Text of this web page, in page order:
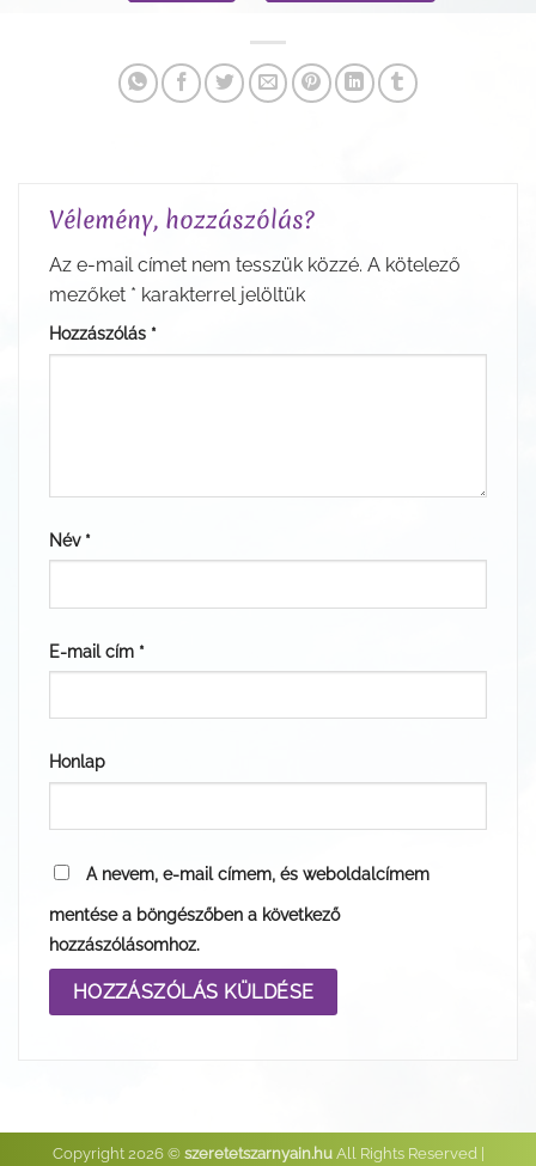
Vélemény, hozzászólás?
Az e-mail címet nem tesszük közzé. A kötelező
mezőket * karakterrel jelöltük
Hozzászólás *
Név *
E-mail cím *
Honlap
A nevem, e-mail címem, és weboldalcímem
mentése a böngészőben a következő
hozzászólásomhoz.
Copyright 2026 © szeretetszarnyain.huAll Rights Reserved |